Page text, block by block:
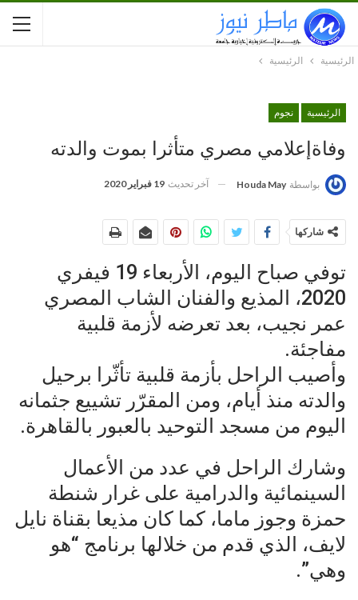
الرئيسية الرئيسية
الرئيسية نجوم
وفاةإعلامي مصري متأثرا بموت والدته
بواسطة Houda May آخر تحديث 19 فبراير 2020
شاركها
توفي صباح اليوم، الأربعاء 19 فيفري
2020، المذيع والفنان الشاب المصري
عمر نجيب، بعد تعرضه لأزمة قلبية
مفاجئة.
وأصيب الراحل بأزمة قلبية تأثّرا برحيل
والدته منذ أيام، ومن المقرّر تشييع جثمانه
اليوم من مسجد التوحيد بالعبور بالقاهرة.
وشارك الراحل في عدد من الأعمال
السينمائية والدرامية على غرار شنطة
حمزة وجوز ماما، كما كان مذيعا بقناة نايل
لايف، الذي قدم من خلالها برنامج “هو
وهي”.